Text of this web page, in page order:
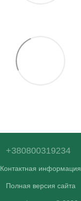
+380800319234
Контактная информация
Полная версия сайта